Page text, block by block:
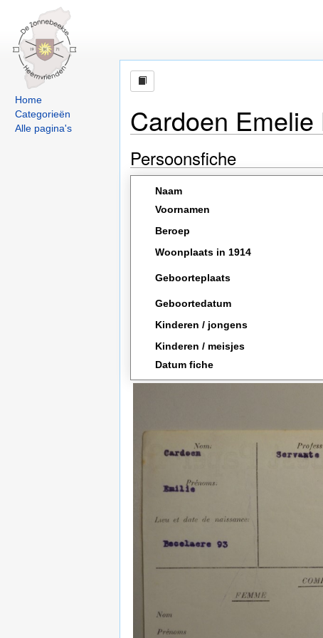
Home
Categorieën
Alle pagina's
Cardoen
Persoonsfiche
Naam
Voornamen
Beroep
Woonplaats in 1914
Geboorteplaats
Geboortedatum
Kinderen / jongens
Kinderen / meisjes
Datum fiche